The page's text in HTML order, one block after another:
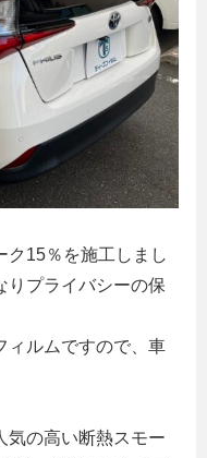
ク15％を施工しまし
りプライバシーの保
ィルムですので、車
気の高い断熱スモー